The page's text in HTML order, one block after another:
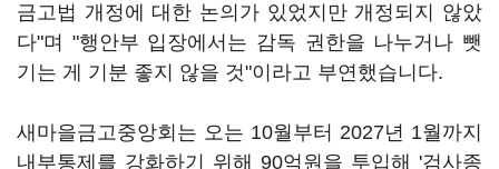
금고법 개정에 대한 논의가 있었지만 개정되지 않았
다"며 "행안부 입장에서는 감독 권한을 나누거나 뺏
기는 게 기분 좋지 않을 것"이라고 부연했습니다.
새마을금고중앙회는 오는 10월부터 2027년 1월까지
내부통제를 강화하기 위해 90억원을 투입해 '검사종